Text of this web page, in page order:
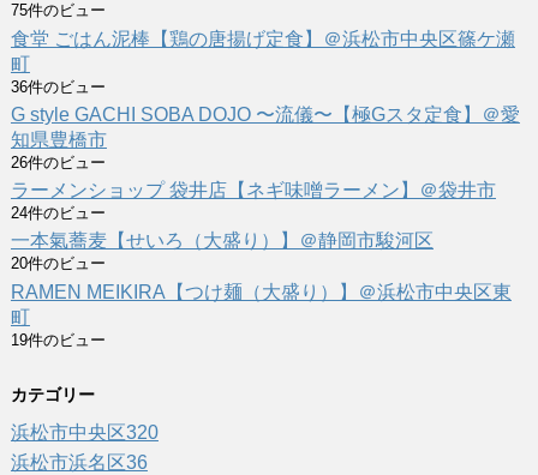
75件のビュー
食堂 ごはん泥棒【鶏の唐揚げ定食】＠浜松市中央区篠ケ瀬
町
36件のビュー
G style GACHI SOBA DOJO 〜流儀〜【極Gスタ定食】＠愛
知県豊橋市
26件のビュー
ラーメンショップ 袋井店【ネギ味噌ラーメン】＠袋井市
24件のビュー
一本氣蕎麦【せいろ（大盛り）】＠静岡市駿河区
20件のビュー
RAMEN MEIKIRA【つけ麺（大盛り）】＠浜松市中央区東
町
19件のビュー
カテゴリー
浜松市中央区320
浜松市浜名区36